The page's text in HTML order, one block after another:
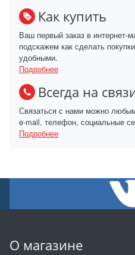
Как купить
Ваш первый заказ в интернет-
подскажем как сделать
удобными.
Подробнее
Всегда на
Связаться с нами можно
e-mail, телефон, социальные
Подробнее
О магазине